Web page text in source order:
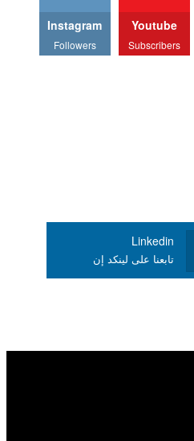
Youtube
Subscribers
Instagram
Followers
Linkedin
تابعنا على لينكد إن